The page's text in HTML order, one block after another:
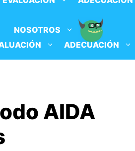
NOSOTROS
ADECUACIÓN
AIDA